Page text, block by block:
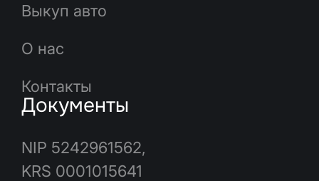
Выкуп авто
О нас
Контакты
Документы
NIP 5242961562,
KRS 0001015641